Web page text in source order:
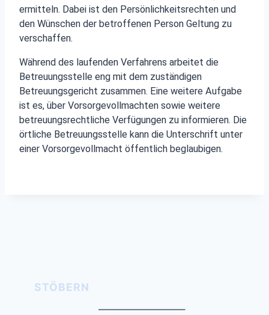
ermitteln. Dabei ist den Persönlichkeitsrechten und
den Wünschen der betroffenen Person Geltung zu
verschaffen.
Während des laufenden Verfahrens arbeitet die
Betreuungsstelle eng mit dem zuständigen
Betreuungsgericht zusammen. Eine weitere Aufgabe
ist es, über Vorsorgevollmachten sowie weitere
betreuungsrechtliche Verfügungen zu informieren. Die
örtliche Betreuungsstelle kann die Unterschrift unter
einer Vorsorgevollmacht öffentlich beglaubigen.
STÖBERN